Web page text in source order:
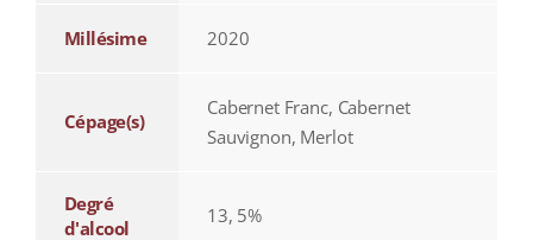
Millésime 2020
Cépage(s)
Cabernet Franc, Cabernet
Sauvignon, Merlot
Degré
d'alcool
13, 5%